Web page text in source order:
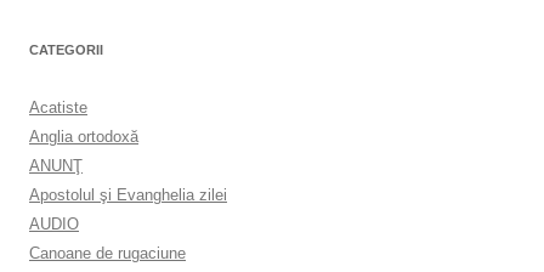
CATEGORII
Acatiste
Anglia ortodoxă
ANUNŢ
Apostolul şi Evanghelia zilei
AUDIO
Canoane de rugaciune